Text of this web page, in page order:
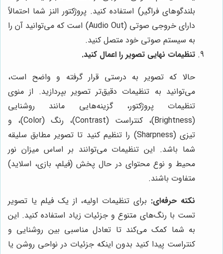
بلندگوهای فراگیر) استفاده کنید. پروژکتور النز شما احتمالاً
دارای خروجی صوتی (Audio Out) است که می‌توانید آن را
به سیستم صوتی خود متصل کنید.
تنظیمات نهایی تصویر را اعمال کنید.
حالا که تصویر به درستی قرار گرفته و واضح است،
می‌توانید به تنظیمات دقیق‌تر تصویر بپردازید. از منوی
تنظیمات پروژکتور، گزینه‌هایی مانند روشنایی
(Brightness)، کنتراست (Contrast)، رنگ (Color)، و
تیزی (Sharpness) را تنظیم کنید تا تصویر مطابق سلیقه
شما باشد. این تنظیمات می‌توانند بر اساس میزان نور
محیط و نوع محتوای در حال پخش (فیلم، بازی، اسلاید)
متفاوت باشند.
نکته حرفه‌ای: برای تنظیمات اولیه، از یک فیلم یا تصویر
تست با رنگ‌های متنوع و جزئیات زیاد استفاده کنید. این
به شما کمک می‌کند تا تعادل مناسبی بین روشنایی و
کنتراست پیدا کنید بدون اینکه جزئیات در نواحی روشن یا